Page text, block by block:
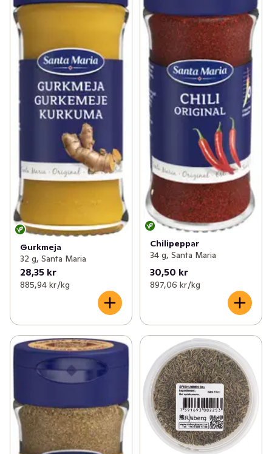
Gurkmeja
32 g, Santa Maria
28,35 kr
885,94 kr /kg
Chilipeppar
34 g, Santa Maria
30,50 kr
897,06 kr /kg